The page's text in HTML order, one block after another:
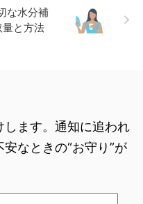
な水分補
と方法
ます。通知に追われ
なときの“お守り”が